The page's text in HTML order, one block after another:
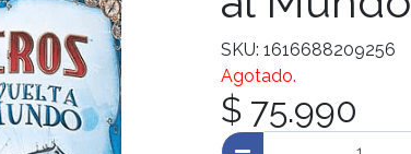
SKU: 1616688209256
Agotado.
$ 75.990